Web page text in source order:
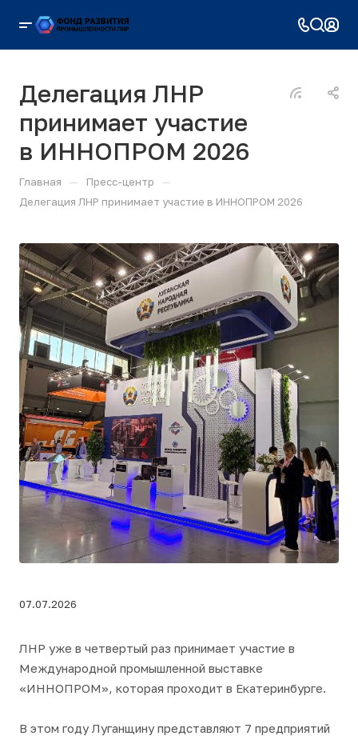
Делегация ЛНР
принимает участие
в ИННОПРОМ 2026
Главная — Пресс-центр —
Делегация ЛНР принимает участие в ИННОПРОМ 2026
07.07.2026
ЛНР уже в четвертый раз принимает участие в
Международной промышленной выставке
«ИННОПРОМ», которая проходит в Екатеринбурге.
В этом году Луганщину представляют 7 предприятий